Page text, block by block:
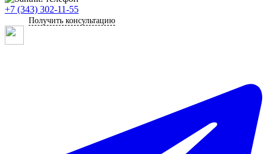
+7 (343) 302-11-55
Получить консультацию